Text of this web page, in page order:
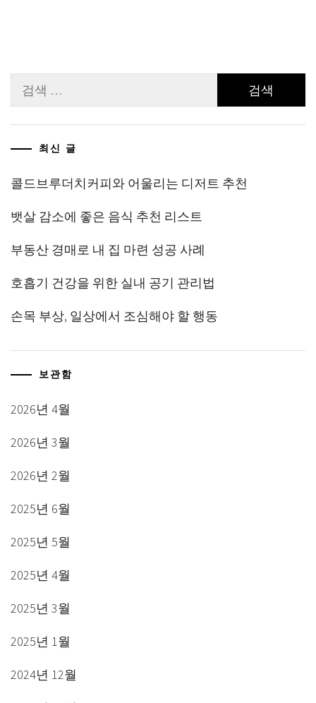
색:
최신 글
콜드브루더치커피와 어울리는 디저트 추천
뱃살 감소에 좋은 음식 추천 리스트
부동산 경매로 내 집 마련 성공 사례
호흡기 건강을 위한 실내 공기 관리법
손목 부상, 일상에서 조심해야 할 행동
보관함
2026년 4월
2026년 3월
2026년 2월
2025년 6월
2025년 5월
2025년 4월
2025년 3월
2025년 1월
2024년 12월